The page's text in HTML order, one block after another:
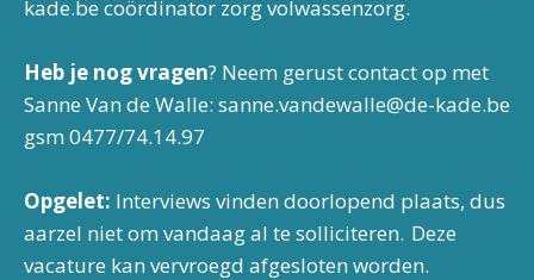
kade.be coördinator zorg volwassenzorg.
Heb je nog vragen? Neem gerust contact op met
Sanne Van de Walle: sanne.vandewalle@de-kade.be
gsm 0477/74.14.97
Opgelet: Interviews vinden doorlopend plaats, dus
aarzel niet om vandaag al te solliciteren. Deze
vacature kan vervroegd afgesloten worden.